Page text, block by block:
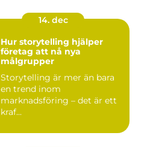
14. dec
Hur storytelling hjälper
företag att nå nya
målgrupper
Storytelling är mer än bara
en trend inom
marknadsföring – det är ett
kraf...